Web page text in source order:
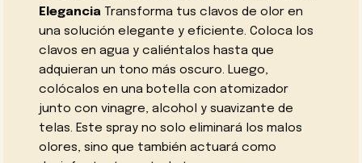
Elegancia Transforma tus clavos de olor en
una solución elegante y eficiente. Coloca los
clavos en agua y caliéntalos hasta que
adquieran un tono más oscuro. Luego,
colócalos en una botella con atomizador
junto con vinagre, alcohol y suavizante de
telas. Este spray no solo eliminará los malos
olores, sino que también actuará como